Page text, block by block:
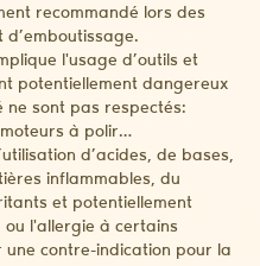
recommandé lors des
l'usage d’outils et
potentiellement dangereux
ne sont pas respectés:
à polir…
d’acides, de bases,
inflammables, du
et potentiellement
ou l'allergie à certains
contre-indication pour la